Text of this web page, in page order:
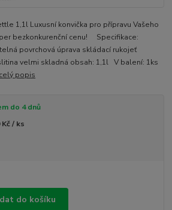
1,1l Luxusní konvička pro přípravu Vašeho
bezkonkurenční cenu! Specifikace:
povrchová úprava skládací rukojeť
velmi skladná obsah: 1,1l V balení: 1ks
celý popis
do 4 dnů
Kč / ks
do košíku